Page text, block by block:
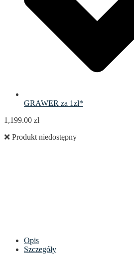
GRAWER za 1zł*
1,199.00 zł
❌ Produkt niedostępny
Opis
Szczegóły